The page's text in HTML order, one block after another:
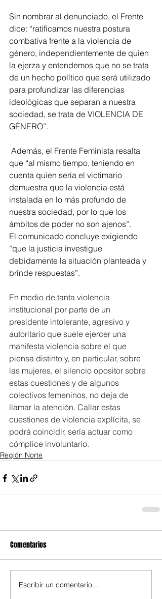
Sin nombrar al denunciado, el Frente
dice: “ratificamos nuestra postura
combativa frente a la violencia de
género, independientemente de quien
la ejerza y entendemos que no se trata
de un hecho político que será utilizado
para profundizar las diferencias
ideológicas que separan a nuestra
sociedad, se trata de VIOLENCIA DE
GÉNERO”.
Además, el Frente Feminista resalta
que “al mismo tiempo, teniendo en
cuenta quien sería el victimario
demuestra que la violencia está
instalada en lo más profundo de
nuestra sociedad, por lo que los
ámbitos de poder no son ajenos”.
El comunicado concluye exigiendo
“que la justicia investigue
debidamente la situación planteada y
brinde respuestas”.
En medio de tanta violencia
institucional por parte de un
presidente intolerante, agresivo y
autoritario que suele ejercer una
manifesta violencia sobre el que
piensa distinto y, en particular, sobre
las mujeres, el silencio opositor sobre
estas cuestiones y de algunos
colectivos femeninos, no deja de
llamar la atención. Callar estas
cuestiones de violencia explícita, se
podrá coincidir, sería actuar como
cómplice involuntario.
Región Norte
Comentarios
Escribir un comentario...